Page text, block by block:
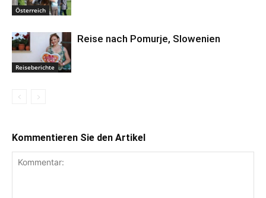
Österreich
Reiseberichte
Reise nach Pomurje, Slowenien
Kommentieren Sie den Artikel